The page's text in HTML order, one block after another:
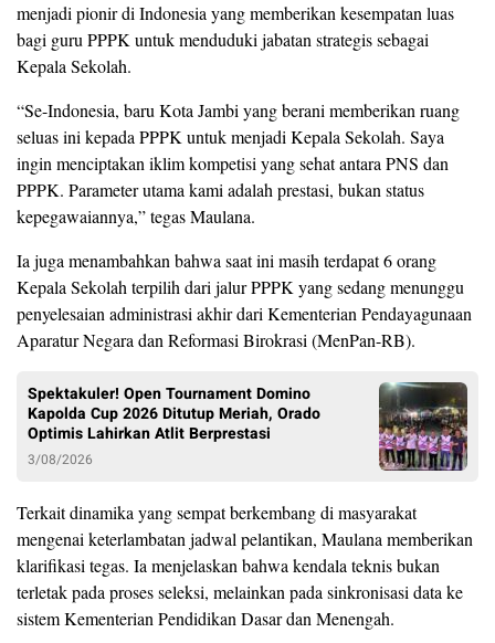
menjadi pionir di Indonesia yang memberikan kesempatan luas
bagi guru PPPK untuk menduduki jabatan strategis sebagai
Kepala Sekolah.
“Se-Indonesia, baru Kota Jambi yang berani memberikan ruang
seluas ini kepada PPPK untuk menjadi Kepala Sekolah. Saya
ingin menciptakan iklim kompetisi yang sehat antara PNS dan
PPPK. Parameter utama kami adalah prestasi, bukan status
kepegawaiannya,” tegas Maulana.
Ia juga menambahkan bahwa saat ini masih terdapat 6 orang
Kepala Sekolah terpilih dari jalur PPPK yang sedang menunggu
penyelesaian administrasi akhir dari Kementerian Pendayagunaan
Aparatur Negara dan Reformasi Birokrasi (MenPan-RB).
Spektakuler! Open Tournament Domino
Kapolda Cup 2026 Ditutup Meriah, Orado
Optimis Lahirkan Atlit Berprestasi
3/08/2026
Terkait dinamika yang sempat berkembang di masyarakat
mengenai keterlambatan jadwal pelantikan, Maulana memberikan
klarifikasi tegas. Ia menjelaskan bahwa kendala teknis bukan
terletak pada proses seleksi, melainkan pada sinkronisasi data ke
sistem Kementerian Pendidikan Dasar dan Menengah.